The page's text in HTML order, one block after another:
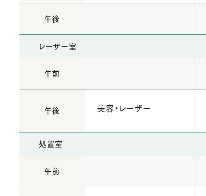
午後
レーザー室
午前
午後 美容・レーザー
処置室
午前